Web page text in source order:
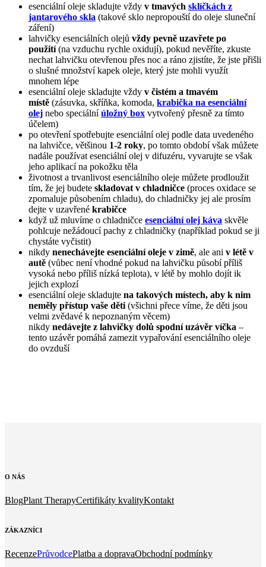
esenciální oleje skladujte vždy v tmavých sklíčkách z
jantarového skla (takové sklo nepropouští do oleje sluneční
záření)
lahvičky esenciálních olejů vždy pevně uzavřete po
použití(na vzduchu rychle oxidují), pokud nevěříte, zkuste
nechat lahvičku otevřenou přes noc a ráno zjistíte, že jste přišli
o slušné množství kapek oleje, který jste mohli využít
mnohem lépe
esenciální oleje skladujte vždy v čistém a tmavém
místě (zásuvka, skříňka, komoda, krabička na esenciální
olej nebo speciálníúložný box vytvořený přesně za tímto
účelem)
po otevření spotřebujte esenciální olej podle data uvedeného
na lahvičce, většinou 1-2 roky, po tomto období však můžete
nadále používat esenciální olej v difuzéru, vyvarujte se však
jeho aplikací na pokožku těla
životnost a trvanlivost esenciálního oleje můžete prodloužit
tím, že jej budete skladovat v chladničce (proces oxidace se
zpomaluje působením chladu), do chladničky jej ale prosím
dejte v uzavřené krabičce
když už mluvíme o chladničce esenciální olej káva skvěle
pohlcuje nežádoucí pachy z chladničky (například pokud se ji
chystáte vyčistit)
nikdy nenechávejte esenciální oleje v zimě, ale ani v létě v
autě (vůbec není vhodné pokud na lahvičku působí příliš
vysoká nebo příliš nízká teplota), v létě by mohlo dojít ik
jejich explozí
esenciální oleje skladujte na takových místech, aby k nim
neměly přístup vaše děti (všichni přece víme, že děti jsou
velmi zvědavé k nepoznaným věcem)
nikdy nedávejte z lahvičky dolů spodní uzávěr víčka –
tento uzávěr pomáhá zamezit vypařování esenciálního oleje
do ovzduší
O NÁS
BlogPlant TherapyCertifikáty kvalityKontakt
ZÁKAZNÍCI
RecenzePrůvodcePlatba a dopravaObchodní podmínky